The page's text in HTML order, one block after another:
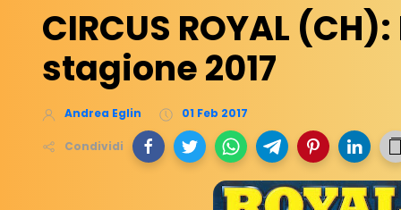
CIRCUS ROYAL (CH):
stagione 2017
Andrea Eglin 01 Feb 2017
Condividi